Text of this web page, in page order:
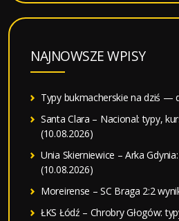
NAJNOWSZE WPISY
Typy bukmacherskie na dziś —
Santa Clara – Nacional: typy,
(10.08.2026)
Unia Skierniewice – Arka
(10.08.2026)
Moreirense – SC Braga 2:2
ŁKS Łódź – Chrobry Głogów: